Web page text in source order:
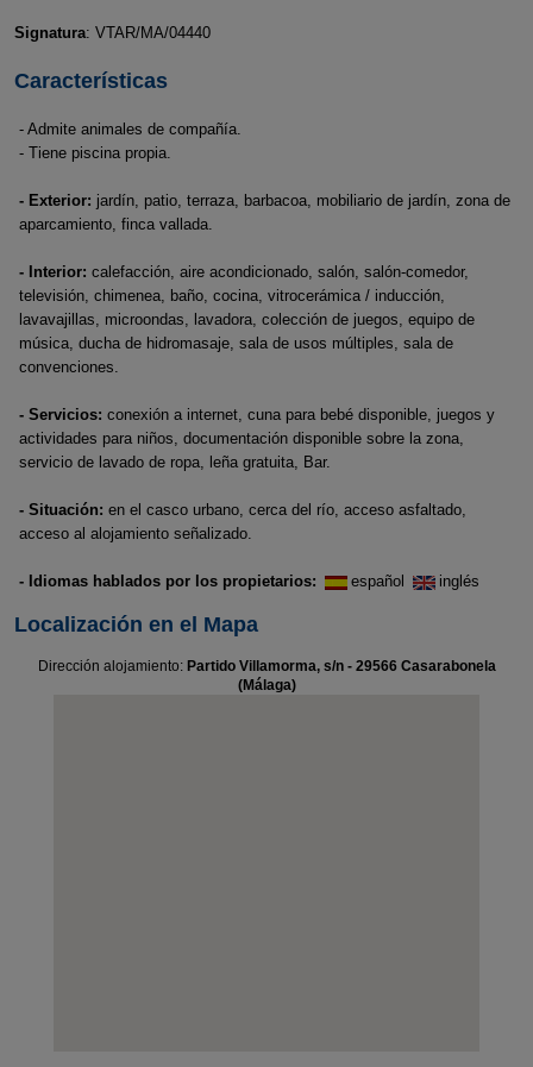
Signatura: VTAR/MA/04440
Características
- Admite animales de compañía.
- Tiene piscina propia.
- Exterior: jardín, patio, terraza, barbacoa, mobiliario de jardín, zona de
aparcamiento, finca vallada.
- Interior: calefacción, aire acondicionado, salón, salón-comedor,
televisión, chimenea, baño, cocina, vitrocerámica / inducción,
lavavajillas, microondas, lavadora, colección de juegos, equipo de
música, ducha de hidromasaje, sala de usos múltiples, sala de
convenciones.
- Servicios: conexión a internet, cuna para bebé disponible, juegos y
actividades para niños, documentación disponible sobre la zona,
servicio de lavado de ropa, leña gratuita, Bar.
- Situación: en el casco urbano, cerca del río, acceso asfaltado,
acceso al alojamiento señalizado.
- Idiomas hablados por los propietarios: español inglés
Localización en el Mapa
Dirección alojamiento: Partido Villamorma, s/n - 29566 Casarabonela
(Málaga)